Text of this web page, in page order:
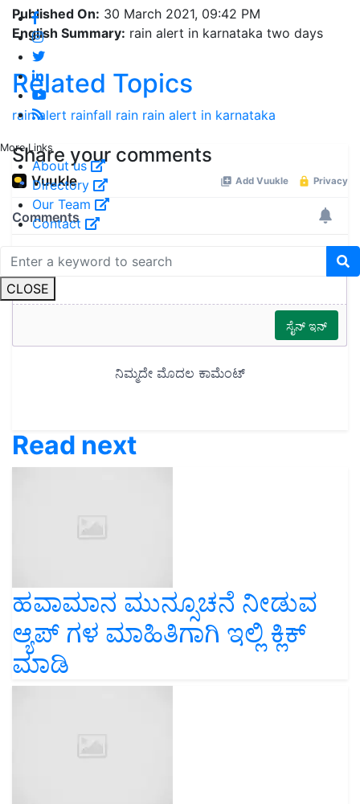
More Links
About us
Directory
Our Team
Contact
CLOSE
Published On: 30 March 2021, 09:42 PM
English Summary: rain alert in karnataka two days
Related Topics
rain alert rainfall rain rain alert in karnataka
Share your comments
Read next
ಹವಾಮಾನ ಮುನ್ಸೂಚನೆ ನೀಡುವ
ಆ್ಯಪ್ ಗಳ ಮಾಹಿತಿಗಾಗಿ ಇಲ್ಲಿ ಕ್ಲಿಕ್
ಮಾಡಿ